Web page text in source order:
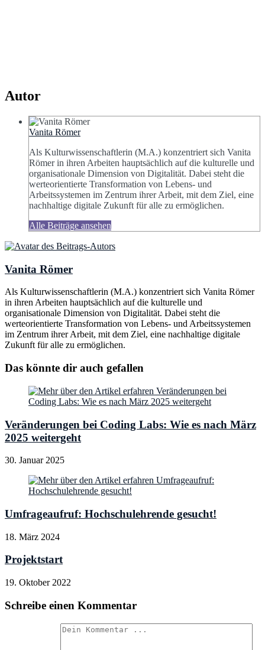
Autor
Vanita Römer
Als Kulturwissenschaftlerin (M.A.) konzentriert sich Vanita
Römer in ihren Arbeiten hauptsächlich auf die kulturelle und
organisationale Dimension von Digitalität. Dabei steht die
werteorientierte Transformation von Lebens- und
Arbeitssystemen im Zentrum ihrer Arbeit, mit dem Ziel, eine
nachhaltige digitale Zukunft für alle zu ermöglichen.
Alle Beiträge ansehen
Vanita Römer
Als Kulturwissenschaftlerin (M.A.) konzentriert sich Vanita Römer
in ihren Arbeiten hauptsächlich auf die kulturelle und
organisationale Dimension von Digitalität. Dabei steht die
werteorientierte Transformation von Lebens- und Arbeitssystemen
im Zentrum ihrer Arbeit, mit dem Ziel, eine nachhaltige digitale
Zukunft für alle zu ermöglichen.
Das könnte dir auch gefallen
Veränderungen bei Coding Labs: Wie es nach März
2025 weitergeht
30. Januar 2025
Umfrageaufruf: Hochschulehrende gesucht!
18. März 2024
Projektstart
19. Oktober 2022
Schreibe einen Kommentar